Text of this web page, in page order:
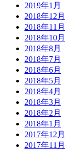
2019年1月
2018年12月
2018年11月
2018年10月
2018年8月
2018年7月
2018年6月
2018年5月
2018年4月
2018年3月
2018年2月
2018年1月
2017年12月
2017年11月